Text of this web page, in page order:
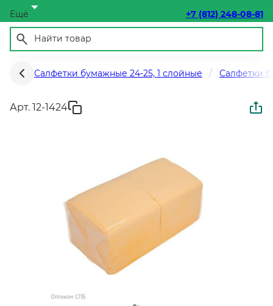
Ещё +7 (812) 248-08-81
Салфетки бумажные 24-25, 1 слойные Салфетки
Арт. 12-1424